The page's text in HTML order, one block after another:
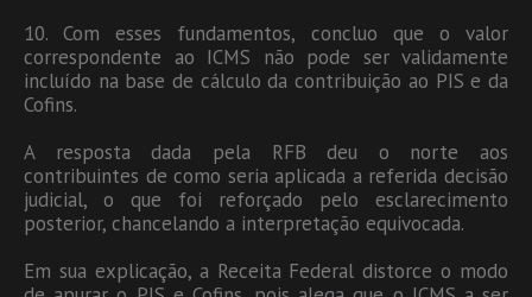
10. Com esses fundamentos, concluo que o valor
correspondente ao ICMS não pode ser validamente
incluído na base de cálculo da contribuição ao PIS e da
Cofins.
A resposta dada pela RFB deu o norte aos
contribuintes de como seria aplicada a referida decisão
judicial, o que foi reforçado pelo esclarecimento
posterior, chancelando a interpretação equivocada.
Em sua explicação, a Receita Federal distorce o modo